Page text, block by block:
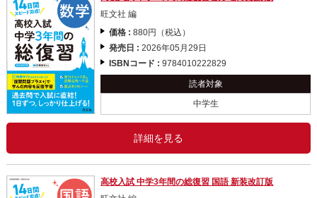
旺文社 編
価格 :880円（税込）
発売日 :2026年05月29日
ISBNコード :9784010222829
読者対象
中学生
詳細を見る
高校入試 中学3年間の総復習 国語 新装改訂版